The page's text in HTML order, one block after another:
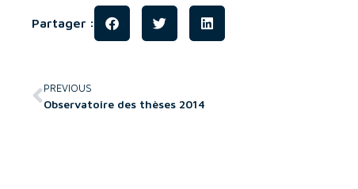
Partager :
PREVIOUS
Observatoire des thèses 2014